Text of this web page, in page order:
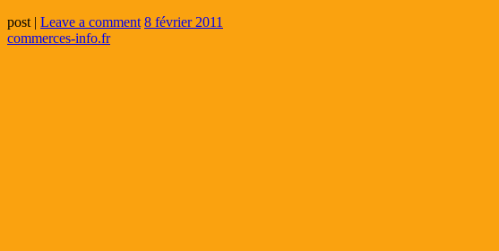
post | Leave a comment 8 février 2011
commerces-info.fr